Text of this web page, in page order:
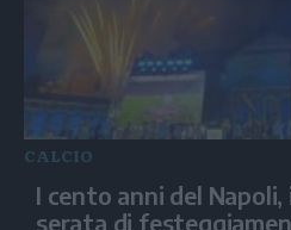
CALCIO
I cento anni del Napoli,
serata di